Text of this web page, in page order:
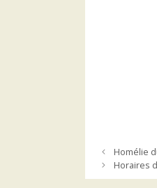
Homélie
Horaires